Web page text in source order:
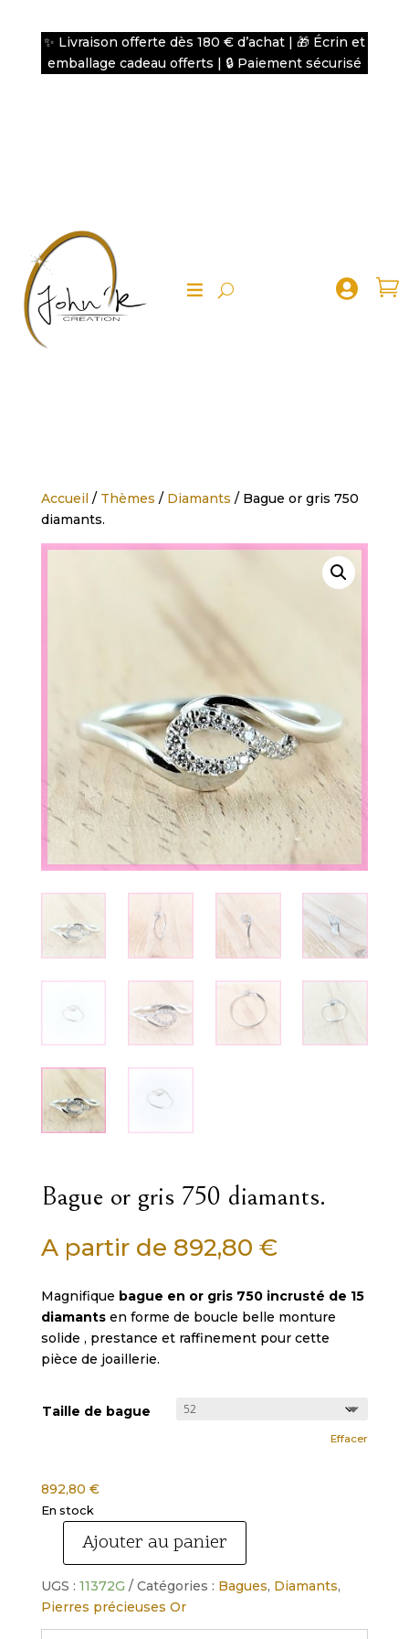
✨ Livraison offerte dès 180 € d’achat | 🎁 Écrin et
emballage cadeau offerts | 🔒 Paiement sécurisé
 
Accueil / Thèmes / Diamants / Bague or gris 750
diamants.
Bague or gris 750 diamants.
A partir de 892,80 €
Magnifique bague en or gris 750 incrusté de 15
diamantsen forme de boucle belle monture
solide , prestance et raffinement pour cette
pièce de joaillerie.
Taille de bague
Effacer
892,80 €
En stock
quantité
Bague
or
Ajouter au panier
UGS : 11372G Catégories : Bagues, Diamants,
Pierres précieuses Or